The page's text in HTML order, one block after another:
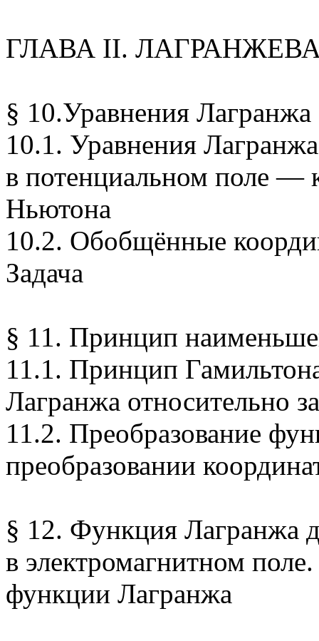
ГЛАВА II.
§ 10.Уравнения Лагранжа
10.1. Уравнения
в потенциальном поле —
Ньютона
10.2. Обобщённые
Задача
§ 11. Принцип
11.1. Принцип
Лагранжа относительно
11.2. Преобразование
преобразовании
§ 12. Функция Лагранжа
в электромагнитном
функции Лагранжа